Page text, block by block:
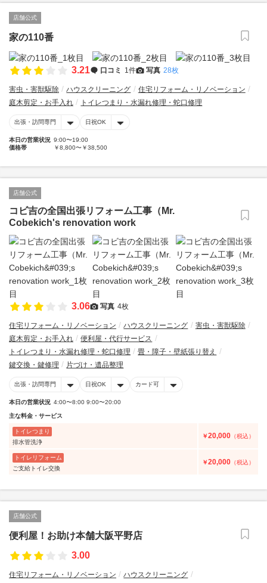
店舗公式
家の110番
3.21 口コミ 1件 写真 28枚
害虫・害獣駆除 ハウスクリーニング
住宅リフォーム・リノベーション
庭木剪定・お手入れ
トイレつまり・水漏れ修理・蛇口修理
出張・訪問専門 日祝OK
本日の営業状況 9:00〜19:00
価格帯
￥8,800〜￥38,500
店舗公式
コビ吉の全国出張リフォーム工事（Mr.
Cobekich's renovation work
3.06 写真 4枚
住宅リフォーム・リノベーション ハウスクリーニング
害虫・害獣駆除
庭木剪定・お手入れ
便利屋・代行サービス
トイレつまり・水漏れ修理・蛇口修理
畳・障子・壁紙張り替え
鍵交換・鍵修理
片づけ・遺品整理
出張・訪問専門 日祝OK カード可
本日の営業状況 4:00〜8:00 9:00〜20:00
主な料金・サービス
トイレつまり
排水管洗浄
￥20,000 （税込）
トイレリフォーム
ご支給トイレ交換
￥20,000 （税込）
店舗公式
便利屋！お助け本舗大阪平野店
3.00
住宅リフォーム・リノベーション
ハウスクリーニング